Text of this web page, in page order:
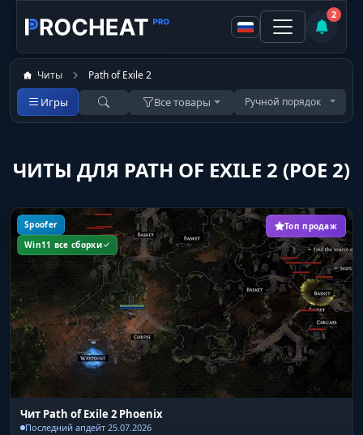
2
Читы Path of Exile 2
Игры Все товары Ручной порядок
ЧИТЫ ДЛЯ PATH OF EXILE 2 (POE 2)
Spoofer
Win11 все сборки
Топ продаж
Чит Path of Exile 2 Phoenix
Последний апдейт 25.07.2026